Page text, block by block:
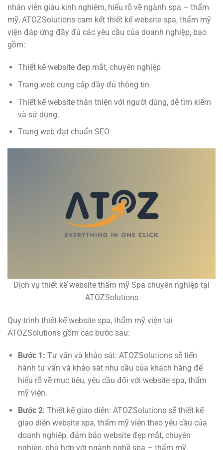
nhân viên giàu kinh nghiệm, hiểu rõ về ngành spa – thẩm
mỹ, ATOZSolutions cam kết thiết kế website spa, thẩm mỹ
viện đáp ứng đầy đủ các yêu cầu của doanh nghiệp, bao
gồm:
Thiết kế website đẹp mắt, chuyên nghiệp
Trang web cung cấp đầy đủ thông tin
Thiết kế website thân thiện với người dùng, dễ tìm kiếm
và sử dụng.
Trang web đạt chuẩn SEO
Dịch vụ thiết kế website thẩm mỹ Spa chuyên nghiệp tại
ATOZSolutions
Quy trình thiết kế website spa, thẩm mỹ viện tại
ATOZSolutions gồm các bước sau:
Bước 1: Tư vấn và khảo sát: ATOZSolutions sẽ tiến
hành tư vấn và khảo sát nhu cầu của khách hàng để
hiểu rõ về mục tiêu, yêu cầu đối với website spa, thẩm
mỹ viện.
Bước 2: Thiết kế giao diện: ATOZSolutions sẽ thiết kế
giao diện website spa, thẩm mỹ viện theo yêu cầu của
doanh nghiệp, đảm bảo website đẹp mắt, chuyên
nghiệp, phù hợp với ngành nghề spa – thẩm mỹ.